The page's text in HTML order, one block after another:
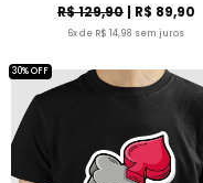
R$ 129,90| R$ 89,90
6x de R$ 14,98 sem juros
30% OFF